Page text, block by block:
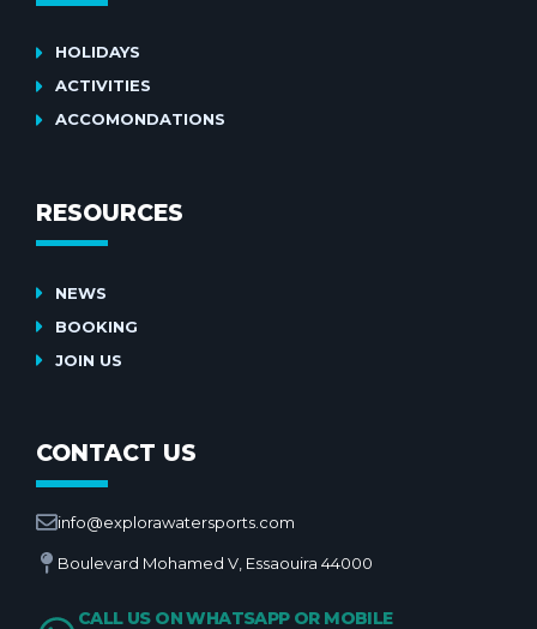
HOLIDAYS
ACTIVITIES
ACCOMONDATIONS
RESOURCES
NEWS
BOOKING
JOIN US
CONTACT US
info@explorawatersports.com
Boulevard Mohamed V, Essaouira 44000
CALL US ON WHATSAPP OR MOBILE